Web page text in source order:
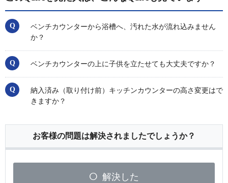
ベンチカウンターから浴槽へ、汚れた水が流れ込みません
か？
ベンチカウンターの上に子供を立たせても大丈夫ですか？
納入済み（取り付け前）キッチンカウンターの高さ変更はで
きますか？
お客様の問題は解決されましたでしょうか？
解決した